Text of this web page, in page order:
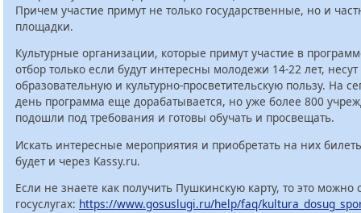
Причем участие примут не только государственные, но и
площадки.
Культурные организации, которые примут участие в
отбор только если будут интересны молодежи 14-22 лет,
образовательную и культурно-просветительскую пользу. На
день программа еще дорабатывается, но уже более 800
подошли под требования и готовы обучать и просвещать.
Искать интересные мероприятия и приобретать на них
будет и через Kassy.ru.
Если не знаете как получить Пушкинскую карту, то это можно
госуслугах: https://www.gosuslugi.ru/help/faq/